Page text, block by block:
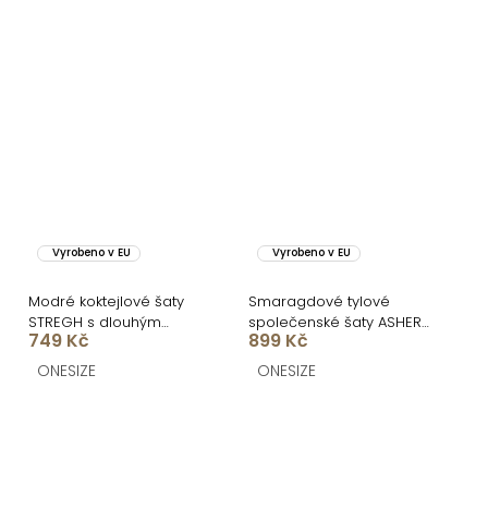
Vyrobeno v EU
Modré koktejlové šaty
STREGH s dlouhým
rukávem
749 Kč
ONESIZE
Vyrobeno v EU
Smaragdové tylové
společenské šaty ASHER
s dlouhým rukávem
899 Kč
ONESIZE